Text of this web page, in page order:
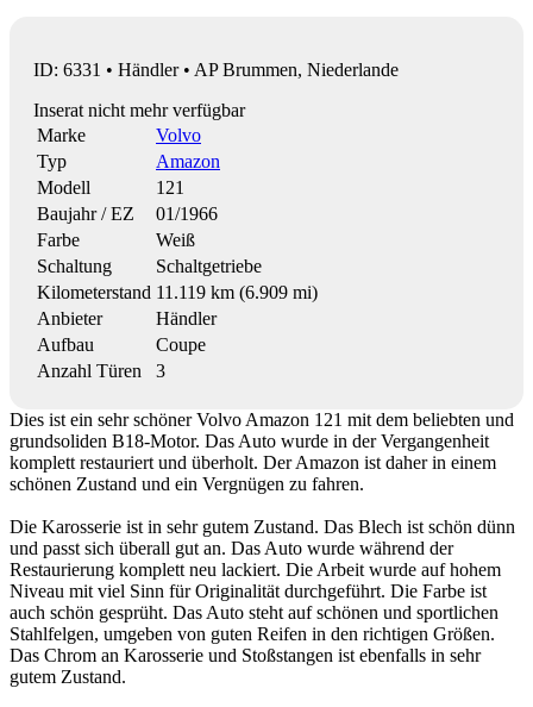
ID: 6331 • Händler • AP Brummen, Niederlande
Inserat nicht mehr verfügbar
Marke
Volvo
Typ
Amazon
Modell
121
Baujahr / EZ
01/1966
Farbe
Weiß
Schaltung
Schaltgetriebe
Kilometerstand 11.119 km (6.909 mi)
Anbieter
Händler
Aufbau
Coupe
Anzahl Türen
3
Dies ist ein sehr schöner Volvo Amazon 121 mit dem beliebten und
grundsoliden B18-Motor. Das Auto wurde in der Vergangenheit
komplett restauriert und überholt. Der Amazon ist daher in einem
schönen Zustand und ein Vergnügen zu fahren.
Die Karosserie ist in sehr gutem Zustand. Das Blech ist schön dünn
und passt sich überall gut an. Das Auto wurde während der
Restaurierung komplett neu lackiert. Die Arbeit wurde auf hohem
Niveau mit viel Sinn für Originalität durchgeführt. Die Farbe ist
auch schön gesprüht. Das Auto steht auf schönen und sportlichen
Stahlfelgen, umgeben von guten Reifen in den richtigen Größen.
Das Chrom an Karosserie und Stoßstangen ist ebenfalls in sehr
gutem Zustand.